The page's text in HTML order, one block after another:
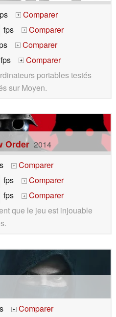
+
Comparer
fps +
Comparer
+
Comparer
fps +
Comparer
portables testés
sur Moyen.
Order 2014
+
Comparer
fps +
Comparer
fps +
Comparer
que le jeu est injouable
+
Comparer